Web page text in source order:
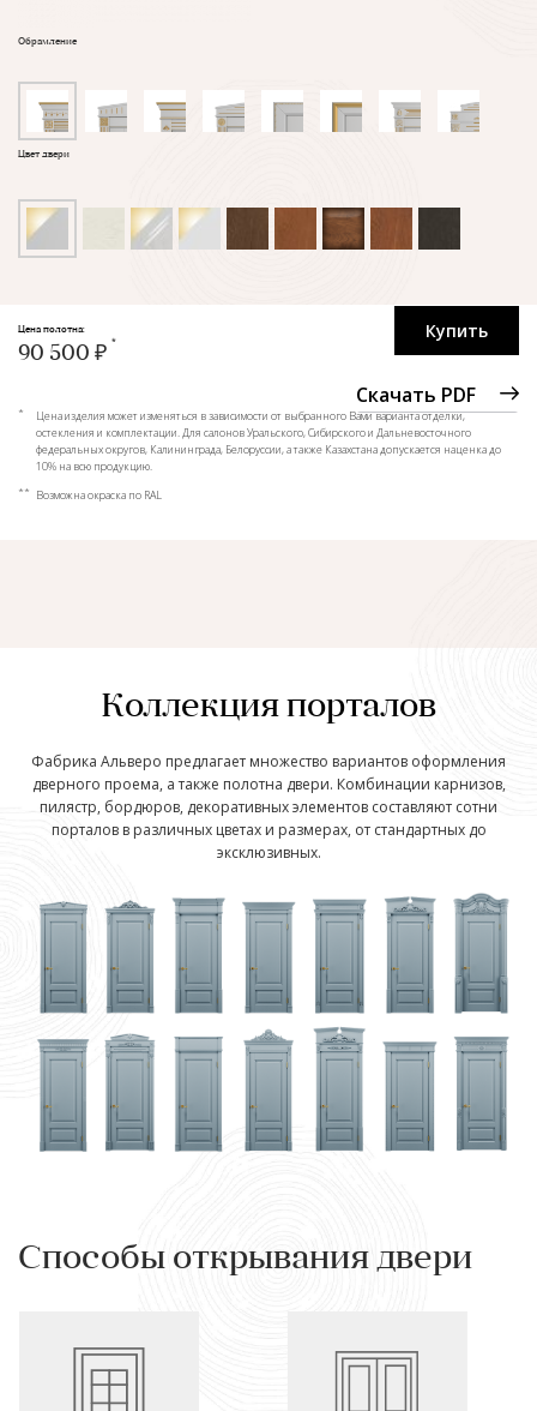
Обрамление
Цвет двери
Купить
Скачать PDF
Цена полотна:
90 500 ₽
*
Цена изделия может изменяться в зависимости от выбранного Вами варианта отделки,
остекления и комплектации. Для салонов Уральского, Сибирского и Дальневосточного
федеральных округов, Калининграда, Белоруссии, а также Казахстана допускается наценка до
10% на всю продукцию.
** Возможна окраска по RAL
Коллекция порталов
Фабрика Альверо предлагает множество вариантов оформления
дверного проема, а также полотна двери. Комбинации карнизов,
пилястр, бордюров, декоративных элементов составляют сотни
порталов в различных цветах и размерах, от стандартных до
эксклюзивных.
Способы открывания двери